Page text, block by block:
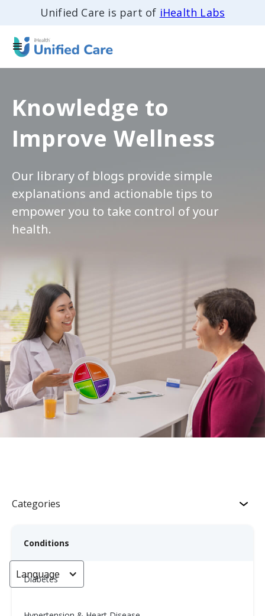
Unified Care is part of iHealth Labs
Knowledge to
Improve Wellness
Our library of blogs provide simple
explanations and actionable tips to
empower you to take control of your
health.
Categories
Conditions
Diabetes
Language